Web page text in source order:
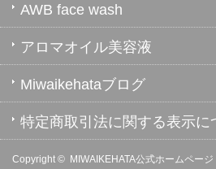
AWB face wash
アロマオイル美容液
Miwaikehataブログ
特定商取引法に関する表示に
Copyright © MIWAIKEHATA公式ホームページ